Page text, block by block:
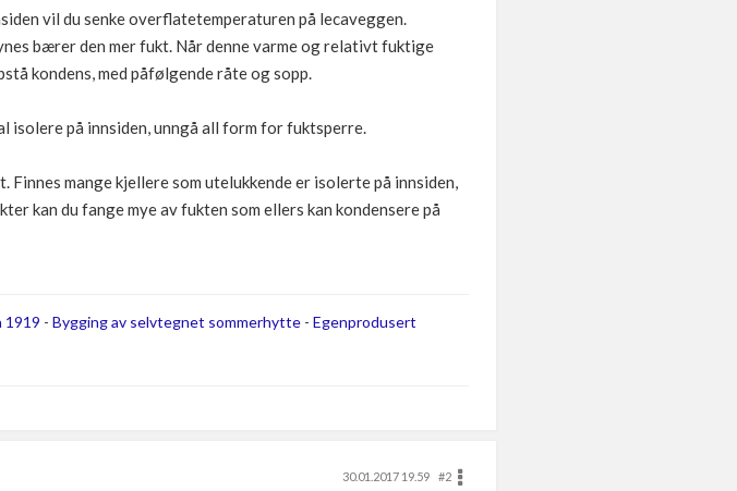
vil du senke overflatetemperaturen på lecaveggen.
bærer den mer fukt. Når denne varme og relativt fuktige
kondens, med påfølgende råte og sopp.
isolere på innsiden, unngå all form for fuktsperre.
mange kjellere som utelukkende er isolerte på innsiden,
kan du fange mye av fukten som ellers kan kondensere på
1919 - Bygging av selvtegnet sommerhytte - Egenprodusert
30.01.2017 19.59
#2